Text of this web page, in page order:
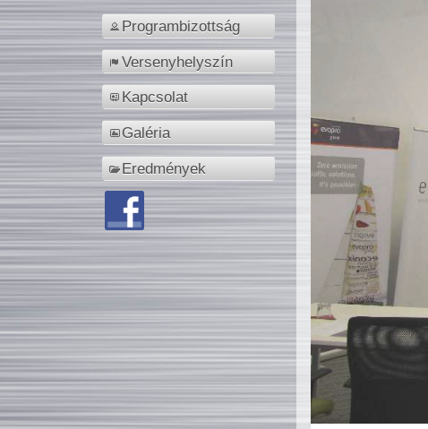
Programbizottság
Versenyhelyszín
Kapcsolat
Galéria
Eredmények